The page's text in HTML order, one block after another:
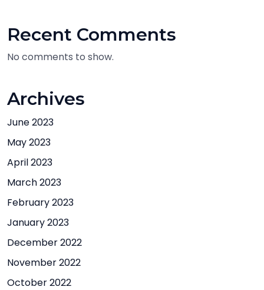
Recent Comments
No comments to show.
Archives
June 2023
May 2023
April 2023
March 2023
February 2023
January 2023
December 2022
November 2022
October 2022